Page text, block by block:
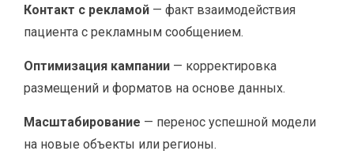
Контакт с рекламой — факт взаимодействия
пациента с рекламным сообщением.
Оптимизация кампании — корректировка
размещений и форматов на основе данных.
Масштабирование — перенос успешной модели
на новые объекты или регионы.